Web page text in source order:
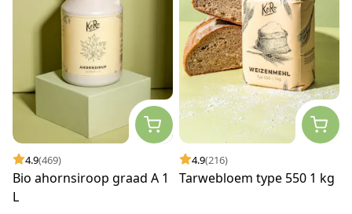
4.9(469)
Bio ahornsiroop graad A 1
L
4.9(216)
Tarwebloem type 550 1 kg